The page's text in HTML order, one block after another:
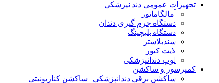
تجهیزات عمومی دندانپزشکی
آمالگاماتور
دستگاه جرم گیری دندان
دستگاه بلیچینگ
سندبلاستر
لایت کیور
لوپ دندانپزشکی
کمپرسور و ساکشن
ساکشن برقی دندانپزشکی | ساکشن کناریونیتی